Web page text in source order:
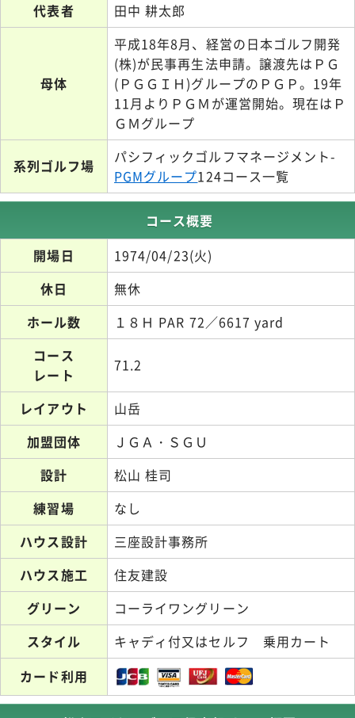
代表者
田中 耕太郎
母体
平成18年8月、経営の日本ゴルフ開発
(株)が民事再生法申請。譲渡先はＰＧ
(ＰＧＧＩＨ)グループのＰＧＰ。19年
11月よりＰＧＭが運営開始。現在はＰ
ＧＭグループ
系列ゴルフ場
パシフィックゴルフマネージメント-
PGMグループ124コース一覧
コース概要
開場日
1974/04/23(火)
休日
無休
ホール数
１８Ｈ PAR 72／6617 yard
コース
レート
71.2
レイアウト
山岳
加盟団体
ＪＧＡ・ＳＧＵ
設計
松山 桂司
練習場
なし
ハウス設計
三座設計事務所
ハウス施工
住友建設
グリーン
コーライワングリーン
スタイル
キャディ付又はセルフ 乗用カート
カード利用